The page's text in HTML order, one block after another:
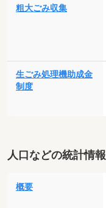
粗大ごみ収集
生ごみ処理機助成金
制度
人口などの統計情報
概要